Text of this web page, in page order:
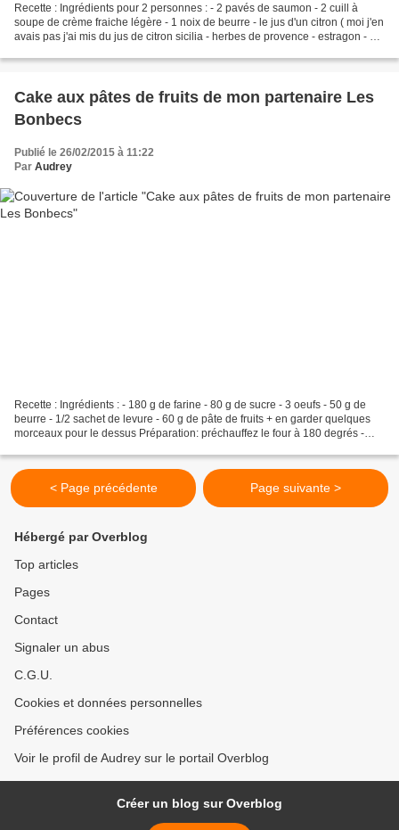
Recette : Ingrédients pour 2 personnes : - 2 pavés de saumon - 2 cuill à
soupe de crème fraiche légère - 1 noix de beurre - le jus d'un citron ( moi j'en
avais pas j'ai mis du jus de citron sicilia - herbes de provence - estragon - sel
Cake aux pâtes de fruits de mon partenaire Les
Bonbecs
Publié le 26/02/2015 à 11:22
Par Audrey
Recette : Ingrédients : - 180 g de farine - 80 g de sucre - 3 oeufs - 50 g de
beurre - 1/2 sachet de levure - 60 g de pâte de fruits + en garder quelques
morceaux pour le dessus Préparation: préchauffez le four à 180 degrés -
< Page précédente Page suivante >
Hébergé par Overblog
Top articles
Pages
Contact
Signaler un abus
C.G.U.
Cookies et données personnelles
Préférences cookies
Voir le profil de Audrey sur le portail Overblog
Créer un blog sur Overblog